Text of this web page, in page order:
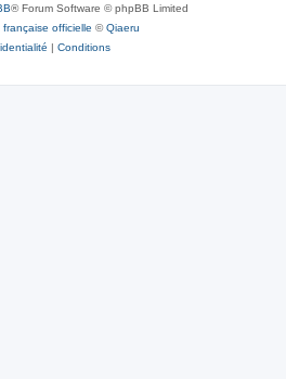
® Forum Software © phpBB Limited
officielle ©Qiaeru
| Conditions